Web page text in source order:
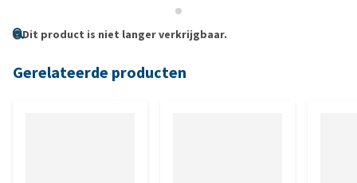
Dit product is niet langer verkrijgbaar.
Gerelateerde producten